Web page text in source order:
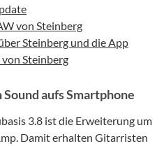
von Steinberg
Steinberg und die App
Steinberg
aufs Smartphone
3.8 ist die Erweiterung um
Damit erhalten Gitarristen